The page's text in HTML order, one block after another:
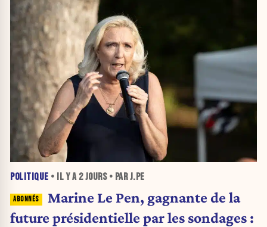
POLITIQUE • IL Y A 2 JOURS• PAR J.PE
Marine Le Pen, gagnante de la
future présidentielle par les sondages :